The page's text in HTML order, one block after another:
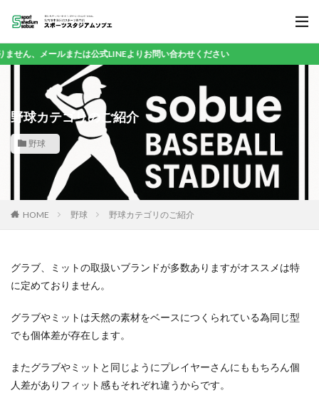
野球カテゴリのご紹介
野球
HOME 野球 野球カテゴリのご紹介
グラブ、ミットの取扱いブランドが多数ありますがオススメは特
に定めておりません。
グラブやミットは天然の素材をベースにつくられている為同じ型
でも個体差が存在します。
またグラブやミットと同じようにプレイヤーさんにももちろん個
人差がありフィット感もそれぞれ違うからです。